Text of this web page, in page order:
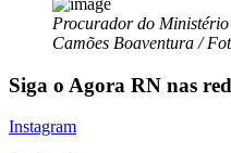
Procurador do
Camões Boaventura /
Siga o Agora RN nas
Instagram